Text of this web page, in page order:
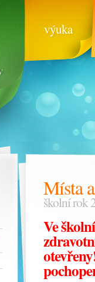
výuka
Místa
školní rok
Ve